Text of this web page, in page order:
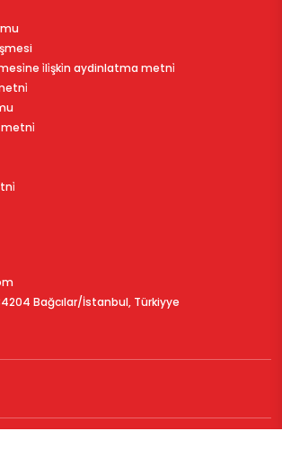
i̇li̇şki̇n aydinlatma metni̇
Bağcılar/İstanbul, Türkiyye